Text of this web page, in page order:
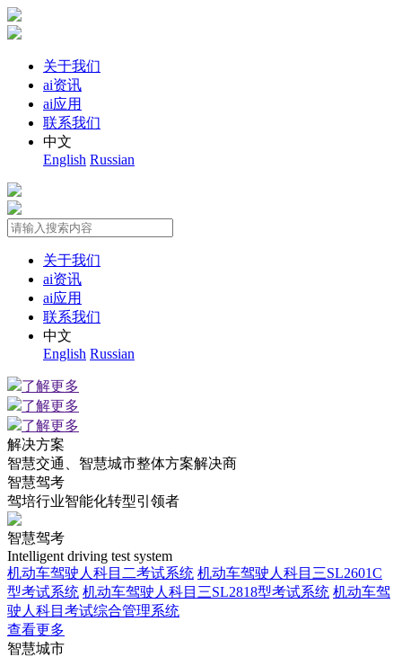
关于我们
ai资讯
ai应用
联系我们
中文
English Russian
关于我们
ai资讯
ai应用
联系我们
中文
English Russian
了解更多
了解更多
了解更多
解决方案
智慧交通、智慧城市整体方案解决商
智慧驾考
驾培行业智能化转型引领者
智慧驾考
Intelligent driving test system
机动车驾驶人科目二考试系统 机动车驾驶人科目三SL2601C
型考试系统 机动车驾驶人科目三SL2818型考试系统 机动车驾
驶人科目考试综合管理系统
查看更多
智慧城市